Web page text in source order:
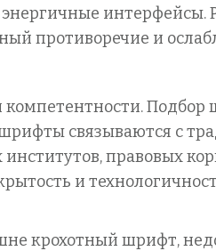
противоречие и
связываются с
правовых
и
крохотный шрифт,